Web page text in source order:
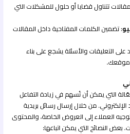
تتناول قضايا أو حلول للمشكلات التي
: تضمين الكلمات المفتاحية داخل المقالات
على التعليقات والأسئلة يشجع على بناء
موقعك.
التي يمكن أن تُسهم في زيادة التفاعل
من خلال إرسال رسائل بريدية
العملاء إلى العروض الخاصة، والمحتوى
بعض النصائح التي يمكن اتباعها: